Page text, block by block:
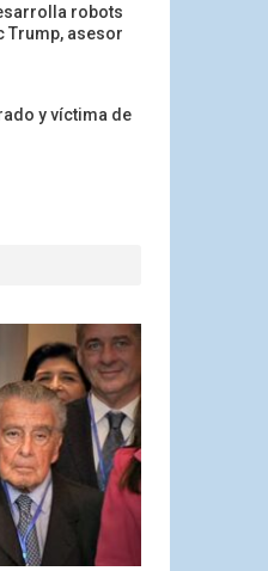
robots
Trump, asesor
y víctima de